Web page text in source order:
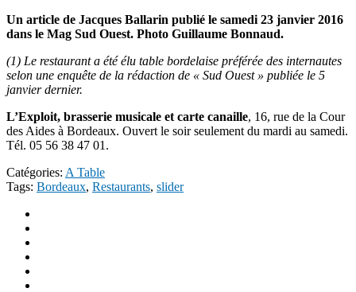
Un article de Jacques Ballarin publié le samedi 23 janvier 2016
dans le Mag Sud Ouest. Photo Guillaume Bonnaud.
(1) Le restaurant a été élu table bordelaise préférée des internautes
selon une enquête de la rédaction de « Sud Ouest » publiée le 5
janvier dernier.
L’Exploit, brasserie musicale et carte canaille, 16, rue de la Cour
des Aides à Bordeaux. Ouvert le soir seulement du mardi au samedi.
Tél. 05 56 38 47 01.
Catégories: A Table
Tags: Bordeaux, Restaurants, slider